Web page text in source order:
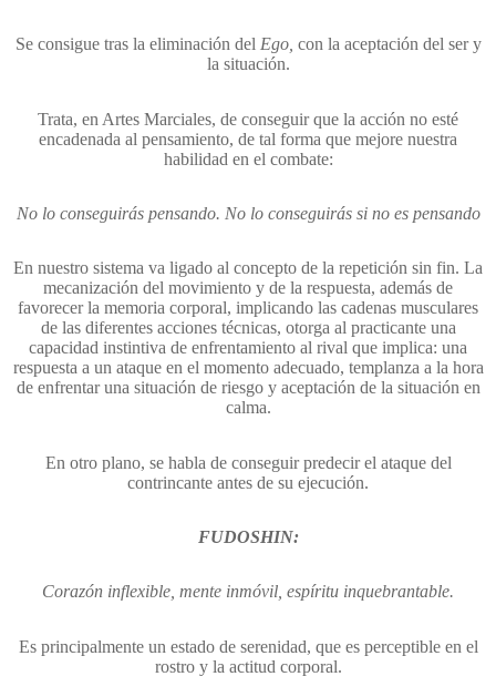
Se consigue tras la eliminación del Ego, con la aceptación del ser y
la situación.
Trata, en Artes Marciales, de conseguir que la acción no esté
encadenada al pensamiento, de tal forma que mejore nuestra
habilidad en el combate:
No lo conseguirás pensando. No lo conseguirás si no es pensando
En nuestro sistema va ligado al concepto de la repetición sin fin. La
mecanización del movimiento y de la respuesta, además de
favorecer la memoria corporal, implicando las cadenas musculares
de las diferentes acciones técnicas, otorga al practicante una
capacidad instintiva de enfrentamiento al rival que implica: una
respuesta a un ataque en el momento adecuado, templanza a la hora
de enfrentar una situación de riesgo y aceptación de la situación en
calma.
En otro plano, se habla de conseguir predecir el ataque del
contrincante antes de su ejecución.
FUDOSHIN:
Corazón inflexible, mente inmóvil, espíritu inquebrantable.
Es principalmente un estado de serenidad, que es perceptible en el
rostro y la actitud corporal.